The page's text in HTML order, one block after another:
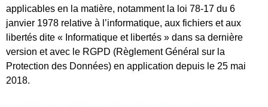
applicables en la matière, notamment la loi 78-17 du 6
janvier 1978 relative à l’informatique, aux fichiers et aux
libertés dite « Informatique et libertés » dans sa dernière
version et avec le RGPD (Règlement Général sur la
Protection des Données) en application depuis le 25 mai
2018.